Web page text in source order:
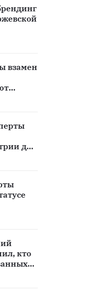
взамен
для
кто